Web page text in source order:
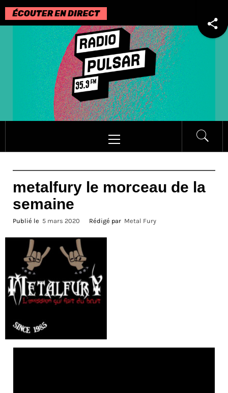
Passer
au
contenu
principal
metalfury le morceau de la
semaine
Publié le 5 mars 2020 Rédigé par Metal Fury